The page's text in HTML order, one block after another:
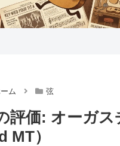
ム 弦
評価: オーガ
MT）